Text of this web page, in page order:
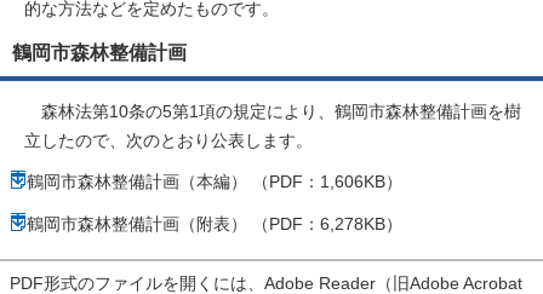
的な方法などを定めたものです。
鶴岡市森林整備計画
森林法第10条の5第1項の規定により、鶴岡市森林整備計画を樹
立したので、次のとおり公表します。
鶴岡市森林整備計画（本編） （PDF：1,606KB）
鶴岡市森林整備計画（附表） （PDF：6,278KB）
PDF形式のファイルを開くには、Adobe Reader（旧Adobe Acrobat